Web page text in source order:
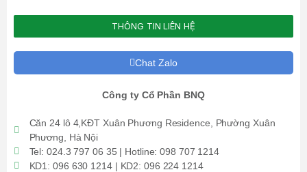
THÔNG TIN LIÊN HỆ
Chat Zalo
Công ty Cổ Phần BNQ
Căn 24 lô 4,KĐT Xuân Phương Residence, Phường Xuân
Phương, Hà Nội
Tel: 024.3 797 06 35 | Hotline: 098 707 1214
KD1: 096 630 1214 | KD2: 096 224 1214